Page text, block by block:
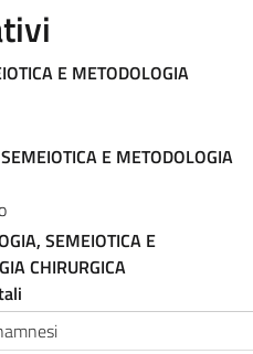
E METODOLOGIA
E METODOLOGIA
SEMEIOTICA E
CHIRURGICA